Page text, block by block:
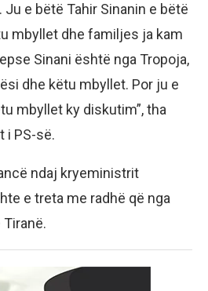
e bëtë Tahir Sinanin e bëtë
mbyllet dhe familjes ja kam
Sinani është nga Tropoja,
dhe këtu mbyllet. Por ju e
mbyllet ky diskutim”, tha
i PS-së.
ndaj kryeministrit
e treta me radhë që nga